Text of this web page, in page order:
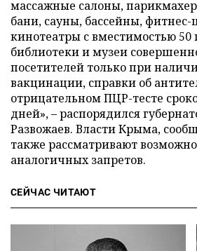
массажные салоны,
бани, сауны, бассейны,
кинотеатры с вместимостью 50
библиотеки и музеи
посетителей только при
вакцинации, справки об
отрицательном ПЦР-тесте
дней», – распорядился
Развожаев. Власти Крыма,
также рассматривают
аналогичных запретов.
СЕЙЧАС ЧИТАЮТ